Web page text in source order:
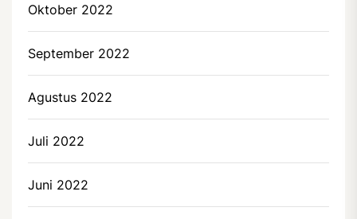
Oktober 2022
September 2022
Agustus 2022
Juli 2022
Juni 2022